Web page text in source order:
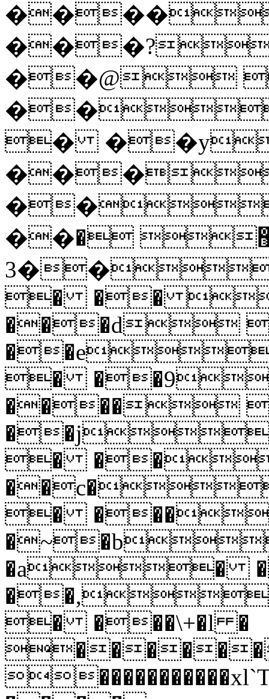
��@
�
��޺ �
��3� ��� 
� ��
���d
�
����
�
�
�a�
� ���\+�l �